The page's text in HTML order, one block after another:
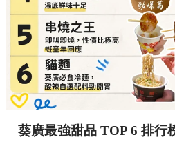
葵廣最強甜品 TOP 6 排行